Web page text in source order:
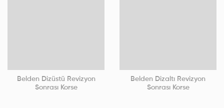
Belden Dizüstü Revizyon
Sonrası Korse
Belden Dizaltı Revizyon
Sonrası Korse